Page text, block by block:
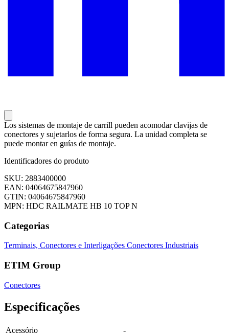
Los sistemas de montaje de carrill pueden acomodar clavijas de
conectores y sujetarlos de forma segura. La unidad completa se
puede montar en guías de montaje.
Identificadores do produto
SKU: 2883400000
EAN: 04064675847960
GTIN: 04064675847960
MPN: HDC RAILMATE HB 10 TOP N
Categorias
Terminais, Conectores e Interligações Conectores Industriais
ETIM Group
Conectores
Especificações
Acessório
-